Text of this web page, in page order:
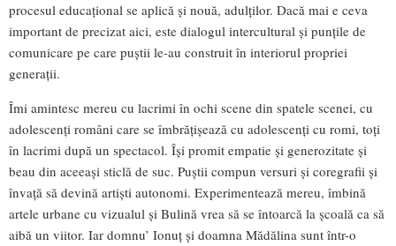
procesul educațional se aplică și nouă, adulților. Dacă mai e ceva
important de precizat aici, este dialogul intercultural și punțile de
comunicare pe care puștii le-au construit în interiorul propriei
generații.
Îmi amintesc mereu cu lacrimi în ochi scene din spatele scenei, cu
adolescenți români care se îmbrățișează cu adolescenți cu romi, toți
în lacrimi după un spectacol. Își promit empatie și generozitate și
beau din aceeași sticlă de suc. Puștii compun versuri și coregrafii și
învață să devină artiști autonomi. Experimentează mereu, îmbină
artele urbane cu vizualul și Bulină vrea să se întoarcă la școală ca să
aibă un viitor. Iar domnu’ Ionuț și doamna Mădălina sunt într-o